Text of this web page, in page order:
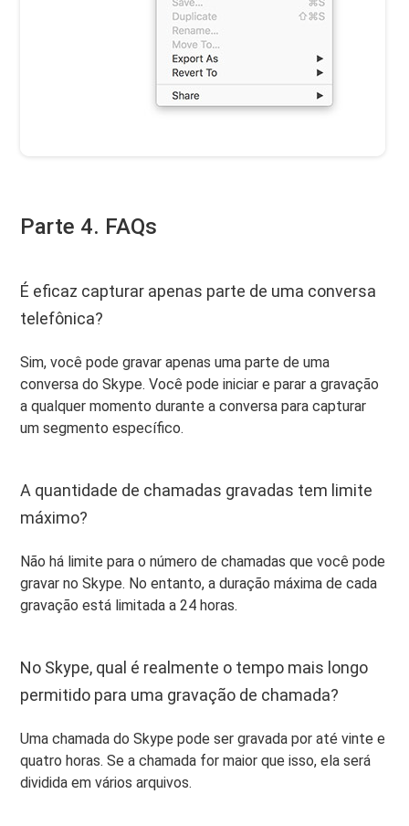
Parte 4. FAQs
É eficaz capturar apenas parte de uma conversa
telefônica?
Sim, você pode gravar apenas uma parte de uma
conversa do Skype. Você pode iniciar e parar a gravação
a qualquer momento durante a conversa para capturar
um segmento específico.
A quantidade de chamadas gravadas tem limite
máximo?
Não há limite para o número de chamadas que você pode
gravar no Skype. No entanto, a duração máxima de cada
gravação está limitada a 24 horas.
No Skype, qual é realmente o tempo mais longo
permitido para uma gravação de chamada?
Uma chamada do Skype pode ser gravada por até vinte e
quatro horas. Se a chamada for maior que isso, ela será
dividida em vários arquivos.